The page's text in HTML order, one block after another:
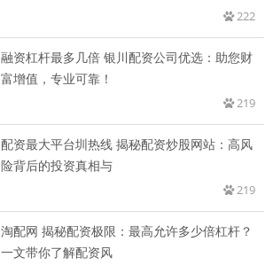
222
融资杠杆最多几倍 银川配资公司优选：助您财
富增值，专业可靠！
219
配资最大平台圳热线 揭秘配资炒股网站：高风
险背后的投资真相与
219
淘配网 揭秘配资极限：最高允许多少倍杠杆？
一文带你了解配资风